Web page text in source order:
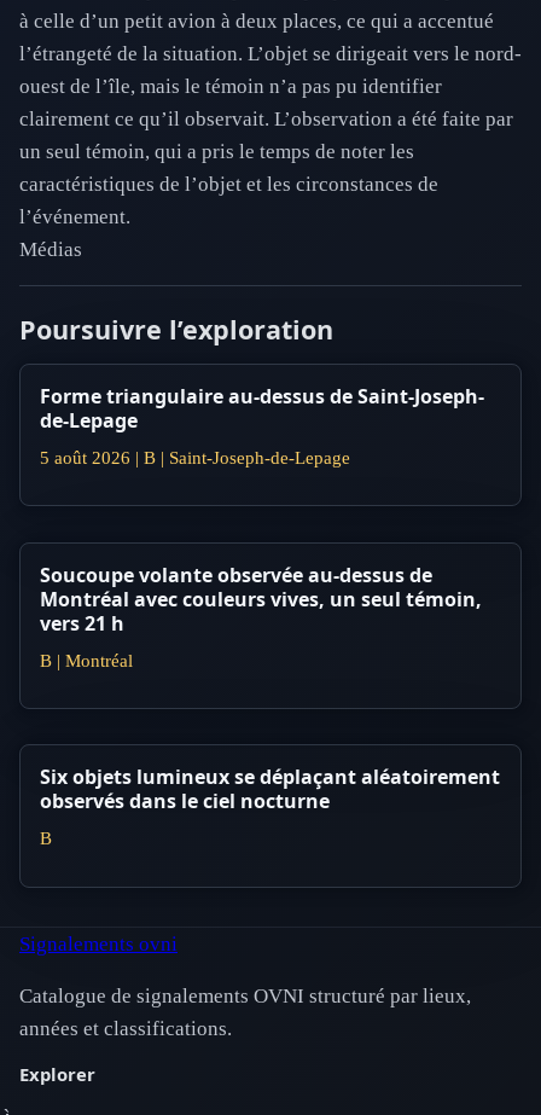
à celle d’un petit avion à deux places, ce qui a accentué
l’étrangeté de la situation. L’objet se dirigeait vers le nord-
ouest de l’île, mais le témoin n’a pas pu identifier
clairement ce qu’il observait. L’observation a été faite par
un seul témoin, qui a pris le temps de noter les
caractéristiques de l’objet et les circonstances de
l’événement.
Médias
Poursuivre l’exploration
Forme triangulaire au-dessus de Saint-Joseph-
de-Lepage
5 août 2026 | B | Saint-Joseph-de-Lepage
Soucoupe volante observée au-dessus de
Montréal avec couleurs vives, un seul témoin,
vers 21 h
B | Montréal
Six objets lumineux se déplaçant aléatoirement
observés dans le ciel nocturne
B
Signalements ovni
Catalogue de signalements OVNI structuré par lieux,
années et classifications.
Explorer